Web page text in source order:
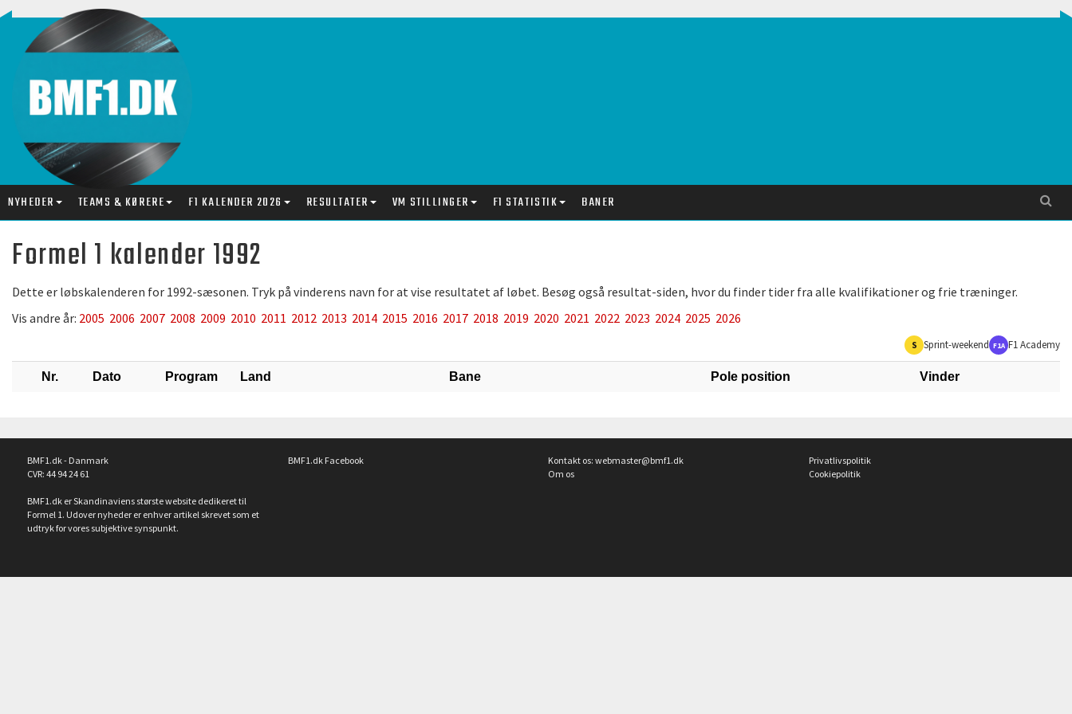
NYHEDER TEAMS & KØRERE F1 KALENDER 2026 RESULTATER VM STILLINGER F1 STATISTIK BANER
Formel 1 kalender 1992
Dette er løbskalenderen for 1992-sæsonen. Tryk på vinderens navn for at vise resultatet af løbet. Besøg også resultat-siden, hvor du finder tider fra alle kvalifikationer og frie træninger.
Vis andre år: 2005 2006 2007 2008 2009 2010 2011 2012 2013 2014 2015 2016 2017 2018 2019 2020 2021 2022 2023 2024 2025 2026
S Sprint-weekend F1A F1 Academy
Nr. Dato Program Land Bane Pole position Vinder
BMF1.dk - Danmark
CVR: 44 94 24 61
BMF1.dk er Skandinaviens største website dedikeret til
Formel 1. Udover nyheder er enhver artikel skrevet som et
udtryk for vores subjektive synspunkt.
BMF1.dk Facebook Kontakt os: webmaster@bmf1.dk
Om os
Privatlivspolitik
Cookiepolitik